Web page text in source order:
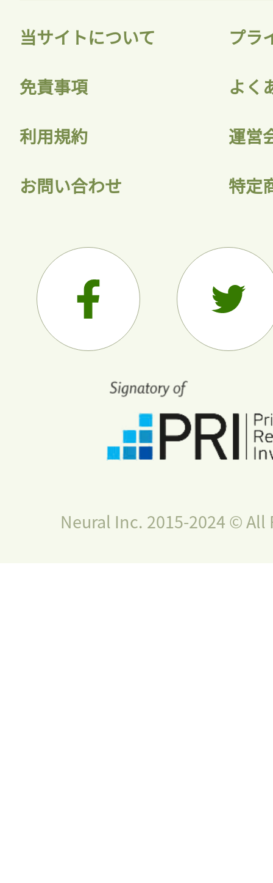
会員登録
当サイトについて プラ
免責事項 よく
利用規約 運営
お問い合わせ 特定
Neural Inc. 2015-2024 © All